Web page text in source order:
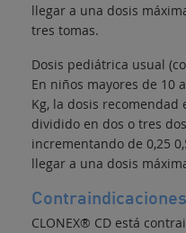
llegar a una dosis
tres tomas.
Dosis pediátrica usual
En niños mayores de 10
Kg, la dosis recomendad
dividido en dos o tres
incrementando de 0,25
llegar a una dosis
Contraindicaciones
CLONEX® CD está